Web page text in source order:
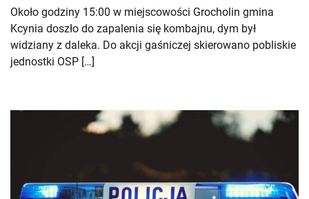
Około godziny 15:00 w miejscowości Grocholin gmina
Kcynia doszło do zapalenia się kombajnu, dym był
widziany z daleka. Do akcji gaśniczej skierowano pobliskie
jednostki OSP […]